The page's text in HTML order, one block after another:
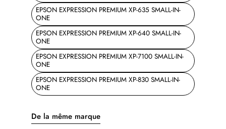
EPSON EXPRESSION PREMIUM XP-635 SMALL-IN-
ONE
EPSON EXPRESSION PREMIUM XP-640 SMALL-IN-
ONE
EPSON EXPRESSION PREMIUM XP-7100 SMALL-IN-
ONE
EPSON EXPRESSION PREMIUM XP-830 SMALL-IN-
ONE
De la même marque